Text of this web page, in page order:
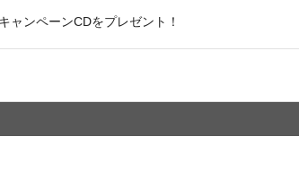
ャンペーンCDをプレゼント！